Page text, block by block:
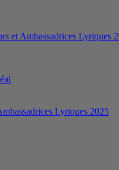
et Ambassadrices Lyriques
Lyriques 2025